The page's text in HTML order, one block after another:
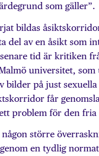
som gäller”.
bildas
del av en åsikt som
tid är kritiken
universitet,
bilder på just
får
problem för den
större
en tydlig